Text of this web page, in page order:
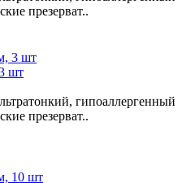
презерват..
шт
гипоаллергенный
презерват..